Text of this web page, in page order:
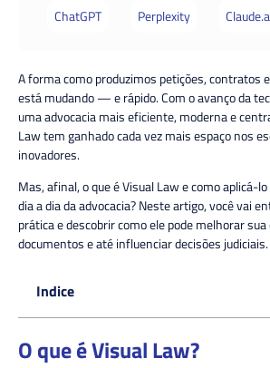
ChatGPT
Perplexity
A forma como produzimos petições, contratos
está mudando — e rápido. Com o avanço da
uma advocacia mais eficiente, moderna e
Lawtem ganhado cada vez mais espaço nos
inovadores.
Mas, afinal, o que é Visual Law e como aplicá-
dia a dia da advocacia? Neste artigo, você vai
prática e descobrir como ele pode melhorar
documentos e até influenciar decisões judiciais.
Indice
O que é Visual Law?